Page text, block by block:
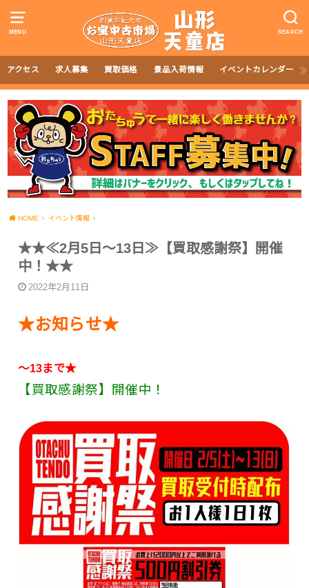
MENU SEARCH
アクセス 求人募集 買取価格 景品入荷情報 イベントカレンダー
HOME イベント情報
★★≪2月5日～13日≫【買取感謝祭】開催
中！★★
2022年2月11日
★お知らせ★
～13まで★
【買取感謝祭】開催中！